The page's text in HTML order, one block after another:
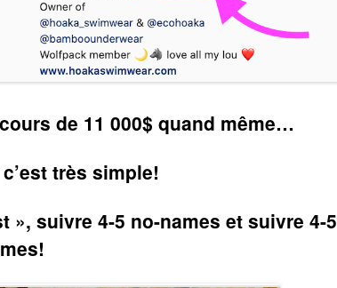
de 11 000$ quand même…
très simple!
», suivre 4-5 no-names et suivre 4-5